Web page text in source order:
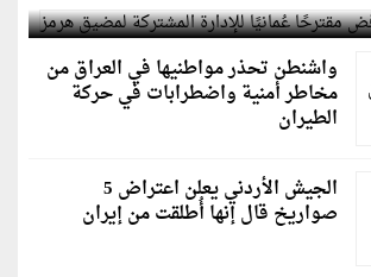
واشنطن تحذر مواطنيها في العراق من
مخاطر أمنية واضطرابات في حركة
الطيران
الجيش الأردني يعلن اعتراض 5
صواريخ قال إنها أُطلقت من إيران